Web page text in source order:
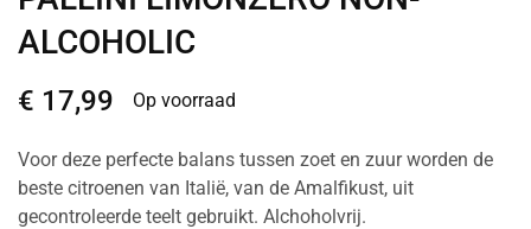
ALCOHOLIC
€ 17,99 Op voorraad
Voor deze perfecte balans tussen zoet en zuur worden de
beste citroenen van Italië, van de Amalfikust, uit
gecontroleerde teelt gebruikt. Alchoholvrij.